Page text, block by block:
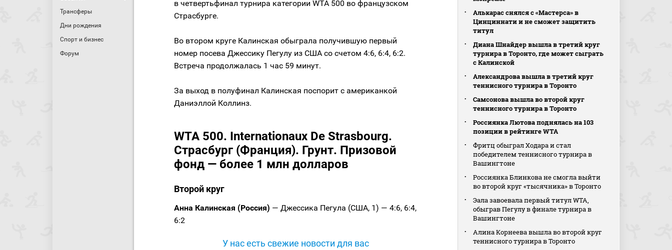
Трансферы
Дни рождения
Спорт и бизнес
Форум
в четвертьфинал турнира категории WTA 500 во французском
Страсбурге.
Во втором круге Калинская обыграла получившую первый
номер посева Джессику Пегулу из США со счетом 4:6, 6:4, 6:2.
Встреча продолжалась 1 час 59 минут.
За выход в полуфинал Калинская поспорит с американкой
Даниэллой Коллинз.
WTA 500. Internationaux De Strasbourg.
Страсбург (Франция). Грунт. Призовой
фонд — более 1 млн долларов
Второй круг
Анна Калинская (Россия) — Джессика Пегула (США, 1) — 4:6, 6:4,
6:2
У нас есть свежие новости для вас
Алькарас снялся с «Мастерса» в
Цинциннати и не сможет защитить
титул
Диана Шнайдер вышла в третий круг
турнира в Торонто, где может сыграть
с Калинской
Александрова вышла в третий круг
теннисного турнира в Торонто
Самсонова вышла во второй круг
теннисного турнира в Торонто
Россиянка Лютова поднялась на 103
позиции в рейтинге WTA
Фритц обыграл Ходара и стал
победителем теннисного турнира в
Вашингтоне
Россиянка Блинкова не смогла выйти
во второй круг «тысячника» в Торонто
Эала завоевала первый титул WTA,
обыграв Пегулу в финале турнира в
Вашингтоне
Алина Корнеева вышла во второй круг
теннисного турнира в Торонто